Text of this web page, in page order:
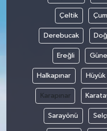
Çeltik
Derebucak
Ereğli
Halkapınar Hüyük
Karapınar
Sarayönü